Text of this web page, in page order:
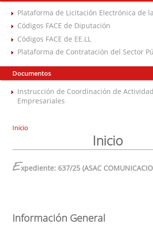
Plataforma de Licitación Electrónica de
Códigos FACE de Diputación
Códigos FACE de EE.LL
Plataforma de Contratación del Sector
Documentos
Instrucción de Coordinación de
Empresariales
Inicio
Inicio
Expediente: 637/25 (ASAC
Información General